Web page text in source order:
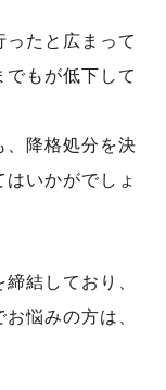
ったと広まって
でもが低下して
、降格処分を決
いかがでしょ
結しており、
悩みの方は、